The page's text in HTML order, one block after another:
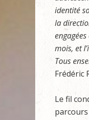
identité
la
mois, et
Tous
Frédéric
Le fil